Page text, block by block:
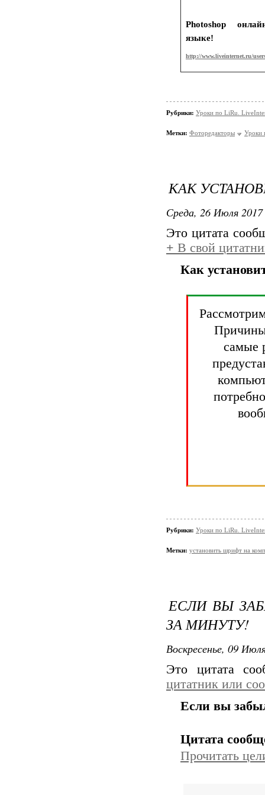
Photoshop
языке!
http://www.liveinternet.ru/
Рубрики: Уроки по LiRu.
Метки: Фоторедакторы Уроки
КАК
Среда, 26 Июля
Это цитата
+ В свой
Как
самые
Рубрики: Уроки по LiRu.
Метки: установить шрифт на
ЕСЛИ ВЫ
ЗА МИНУТУ!
Воскресенье, 09
Это цитата
цитатник или
Если вы
Цитата
Прочитать